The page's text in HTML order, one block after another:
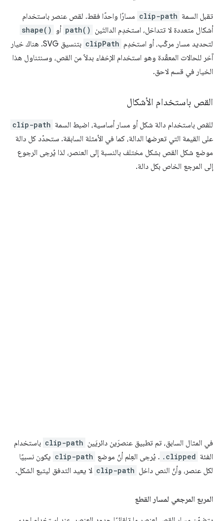
تقبل السمة clip-path مسارًا واحدًا فقط. لقص عنصر باستخدام
أشكال متعددة لا تتداخل، استخدِم الدالتَين path() أو shape()
لتحديد مسار مركّب، أو استخدِم clipPath
بتنسيق SVG. هناك خيار
آخر للحالات المعقّدة وهو استخدام الإخفاء بدلاً من القص، وسنتناول هذا
الخيار في قسم لاحق.
القص باستخدام الأشكال
للقص باستخدام دالة شكل أو مسار أساسية، اضبط السمة clip-path
على القيمة التي تعرضها الدالة، كما في الأمثلة السابقة. ستحدّد كل دالة
موضع شكل القص بشكل مختلف بالنسبة إلى العنصر، لذا يُرجى الرجوع
إلى المرجع الخاص بكل دالة.
في المثال السابق، تم تطبيق عنصرَين دائريَين clip-path باستخدام
الفئة .clipped . يُرجى العِلم أنّ موضع clip-path يكون نسبيًا
لكل عنصر، وأنّ النص داخل clip-path لا يعيد التدفق ليتبع الشكل.
المربع المرجعي لمسار القطع